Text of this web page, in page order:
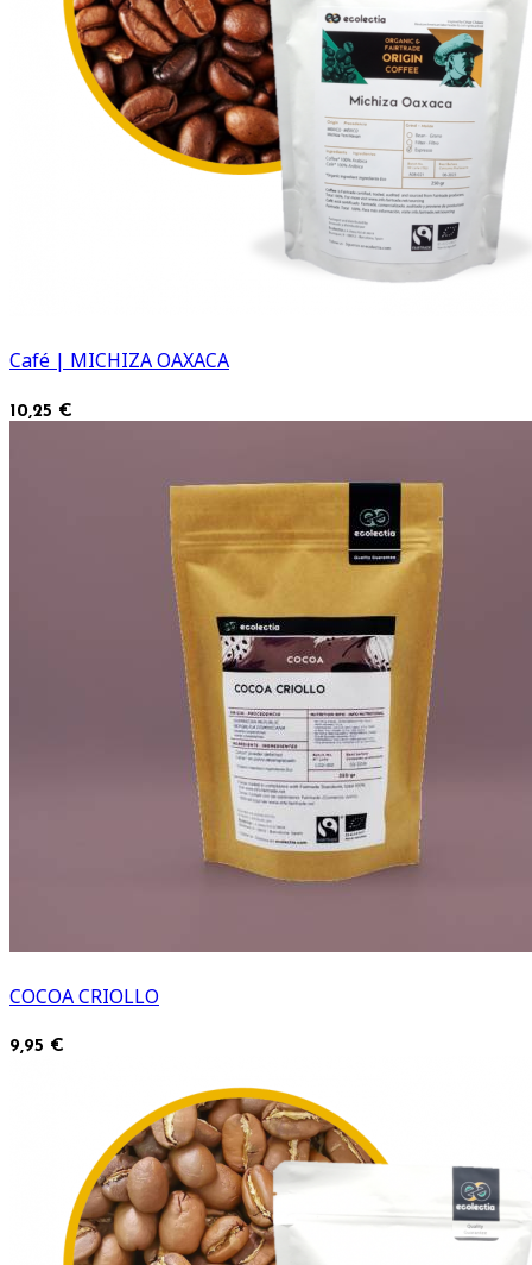
Café | MICHIZA OAXACA
10,25 €
COCOA CRIOLLO
9,95 €